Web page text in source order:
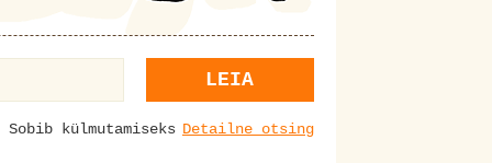
LEIA
Sobib külmutamiseks Detailne otsing